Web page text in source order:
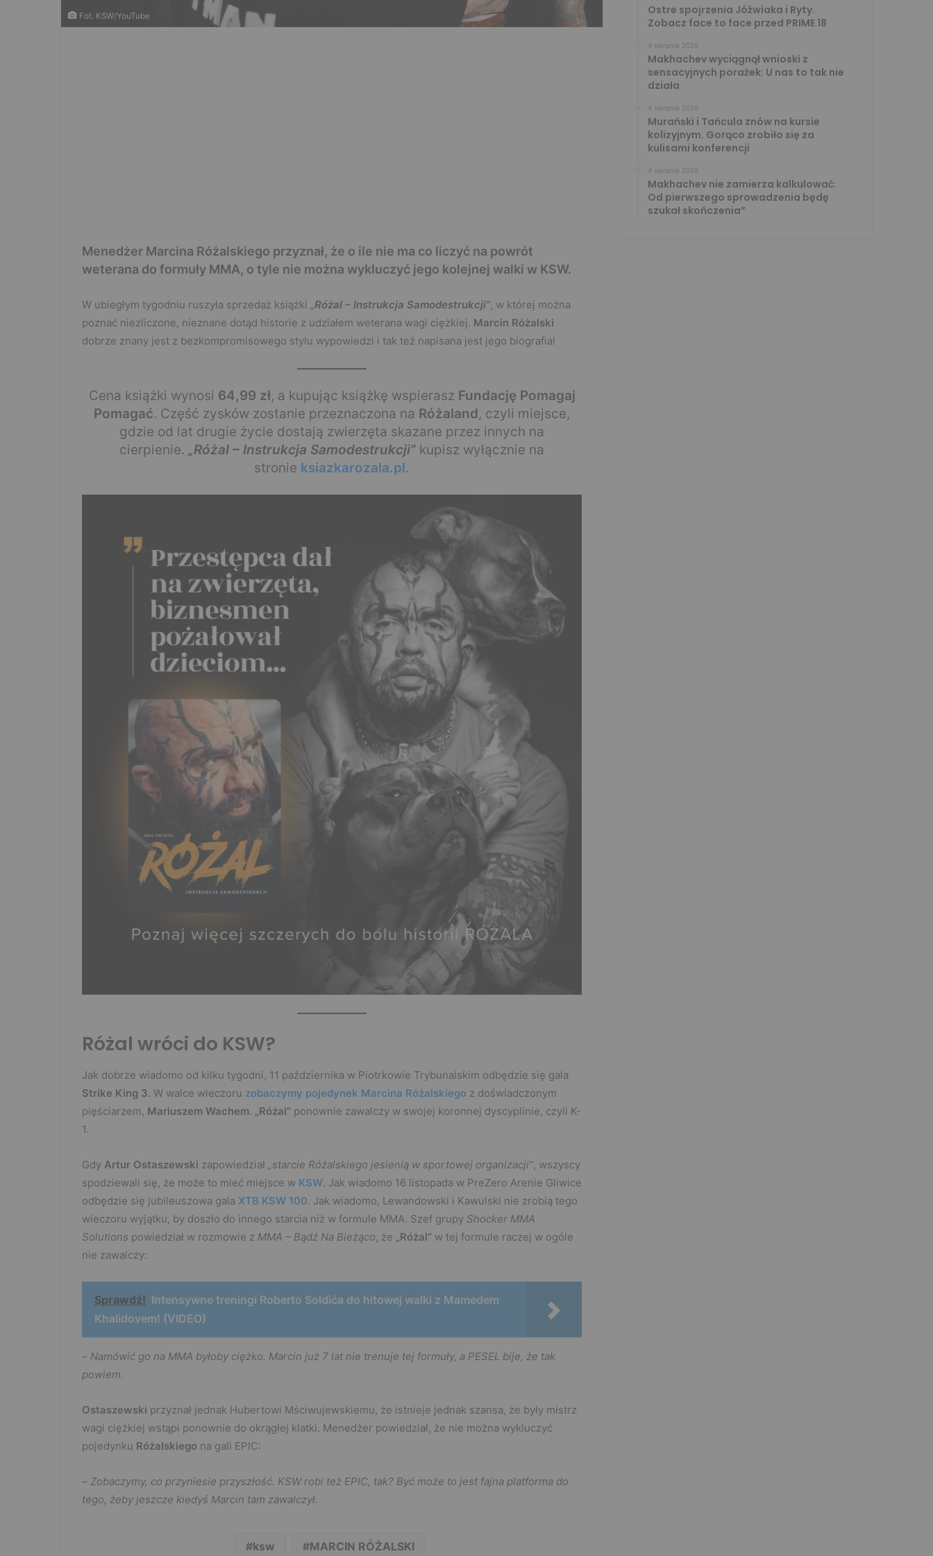
Fot. KSW/YouTube
Menedżer Marcina Różalskiego przyznał, że o ile nie ma co liczyć na powrót
weterana do formuły MMA, o tyle nie można wykluczyć jego kolejnej walki w KSW.
W ubiegłym tygodniu ruszyła sprzedaż książki „Różal – Instrukcja Samodestrukcji”, w której można
poznać niezliczone, nieznane dotąd historie z udziałem weterana wagi ciężkiej. Marcin Różalski
dobrze znany jest z bezkompromisowego stylu wypowiedzi i tak też napisana jest jego biografia!
Cena książki wynosi 64,99 zł, a kupując książkę wspierasz Fundację Pomagaj
Pomagać. Część zysków zostanie przeznaczona na Różaland, czyli miejsce,
gdzie od lat drugie życie dostają zwierzęta skazane przez innych na
cierpienie. „Różal – Instrukcja Samodestrukcji” kupisz wyłącznie na
stronie ksiazkarozala.pl.
Różal wróci do KSW?
Jak dobrze wiadomo od kilku tygodni, 11 października w Piotrkowie Trybunalskim odbędzie się gala
Strike King 3. W walce wieczoru zobaczymy pojedynek Marcina Różalskiego z doświadczonym
pięściarzem, Mariuszem Wachem. „Różal” ponownie zawalczy w swojej koronnej dyscyplinie, czyli K-
1.
Gdy Artur Ostaszewski zapowiedział „starcie Różalskiego jesienią w sportowej organizacji”, wszyscy
spodziewali się, że może to mieć miejsce w KSW. Jak wiadomo 16 listopada w PreZero Arenie Gliwice
odbędzie się jubileuszowa gala XTB KSW 100. Jak wiadomo, Lewandowski i Kawulski nie zrobią tego
wieczoru wyjątku, by doszło do innego starcia niż w formule MMA. Szef grupy Shocker MMA
Solutions powiedział w rozmowie z MMA – Bądź Na Bieżąco, że „Różal” w tej formule raczej w ogóle
nie zawalczy:
Sprawdź! Intensywne treningi Roberto Soldića do hitowej walki z Mamedem
Khalidovem! (VIDEO)
– Namówić go na MMA byłoby ciężko. Marcin już 7 lat nie trenuje tej formuły, a PESEL bije, że tak
powiem.
Ostaszewski przyznał jednak Hubertowi Mściwujewskiemu, że istnieje jednak szansa, że były mistrz
wagi ciężkiej wstąpi ponownie do okrągłej klatki. Menedżer powiedział, że nie można wykluczyć
pojedynku Różalskiego na gali EPIC:
– Zobaczymy, co przyniesie przyszłość. KSW robi też EPIC, tak? Być może to jest fajna platforma do
tego, żeby jeszcze kiedyś Marcin tam zawalczył.
ksw MARCIN RÓŻALSKI
Ostre spojrzenia Jóźwiaka i Ryty.
Zobacz face to face przed PRIME 18
4 sierpnia 2026
Makhachev wyciągnął wnioski z
sensacyjnych porażek: U nas to tak nie
działa
4 sierpnia 2026
Murański i Tańcula znów na kursie
kolizyjnym. Gorąco zrobiło się za
kulisami konferencji
4 sierpnia 2026
Makhachev nie zamierza kalkulować:
Od pierwszego sprowadzenia będę
szukał skończenia”